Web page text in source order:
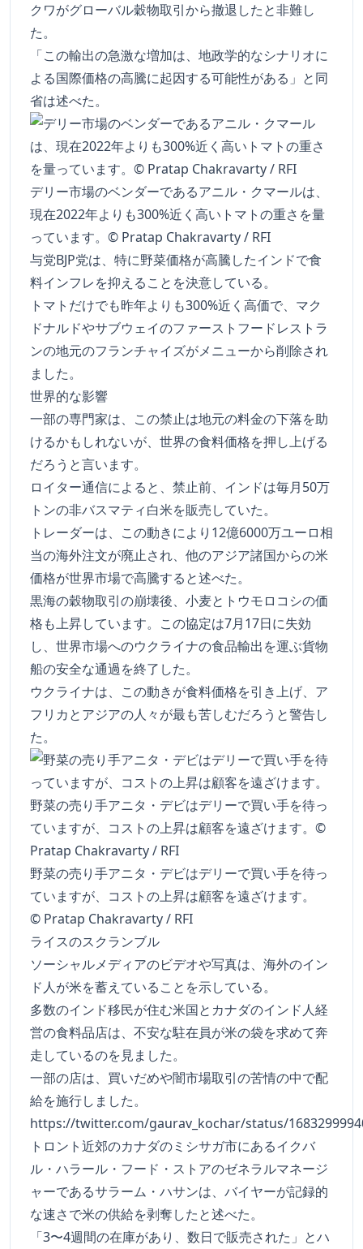
クワがグローバル穀物取引から撤退したと非難し
た。
「この輸出の急激な増加は、地政学的なシナリオに
よる国際価格の高騰に起因する可能性がある」と同
省は述べた。
デリー市場のベンダーであるアニル・クマールは、
現在2022年よりも300%近く高いトマトの重さを量
っています。© Pratap Chakravarty / RFI
与党BJP党は、特に野菜価格が高騰したインドで食
料インフレを抑えることを決意している。
トマトだけでも昨年よりも300%近く高価で、マク
ドナルドやサブウェイのファーストフードレストラ
ンの地元のフランチャイズがメニューから削除され
ました。
世界的な影響
一部の専門家は、この禁止は地元の料金の下落を助
けるかもしれないが、世界の食料価格を押し上げる
だろうと言います。
ロイター通信によると、禁止前、インドは毎月50万
トンの非バスマティ白米を販売していた。
トレーダーは、この動きにより12億6000万ユーロ相
当の海外注文が廃止され、他のアジア諸国からの米
価格が世界市場で高騰すると述べた。
黒海の穀物取引の崩壊後、小麦とトウモロコシの価
格も上昇しています。この協定は7月17日に失効
し、世界市場へのウクライナの食品輸出を運ぶ貨物
船の安全な通過を終了した。
ウクライナは、この動きが食料価格を引き上げ、ア
フリカとアジアの人々が最も苦しむだろうと警告し
た。
野菜の売り手アニタ・デビはデリーで買い手を待っ
ていますが、コストの上昇は顧客を遠ざけます。
© Pratap Chakravarty / RFI
ライスのスクランブル
ソーシャルメディアのビデオや写真は、海外のイン
ド人が米を蓄えていることを示している。
多数のインド移民が住む米国とカナダのインド人経
営の食料品店は、不安な駐在員が米の袋を求めて奔
走しているのを見ました。
一部の店は、買いだめや闇市場取引の苦情の中で配
給を施行しました。
https://twitter.com/gaurav_kochar/status/
トロント近郊のカナダのミシサガ市にあるイクバ
ル・ハラール・フード・ストアのゼネラルマネージ
ャーであるサラーム・ハサンは、バイヤーが記録的
な速さで米の供給を剥奪したと述べた。
「3〜4週間の在庫があり、数日で販売された」とハ